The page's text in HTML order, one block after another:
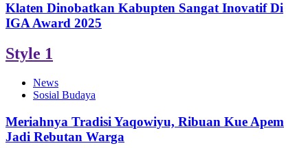
Klaten Dinobatkan Kabupten Sangat Inovatif Di
IGA Award 2025
Style 1
News
Sosial Budaya
Meriahnya Tradisi Yaqowiyu, Ribuan Kue Apem
Jadi Rebutan Warga